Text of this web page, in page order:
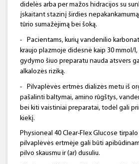
didelės arba per mažos hidracijos su
įskaitant stazinį širdies
tūrio sumažėjimą bei šoką.
-
Pacientams, kurių vandenilio
kraujo plazmoje didesnė kaip 30 mmol/
gydymo šiuo preparatu nauda atsvers
alkalozės riziką.
-
Pilvaplėvės ertmės dializės metu iš
pašalinti baltymai, amino rūgštys,
bei kiti vaistiniai preparatai, todėl gali
kiekį.
Physioneal 40 Clear-Flex Glucose
pilvaplėvės ertmėje gali būti
pilvo skausmu ir (ar) dusuliu.